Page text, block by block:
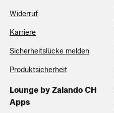
Widerruf
Karriere
Sicherheitslücke melden
Produktsicherheit
Lounge by Zalando CH
Apps